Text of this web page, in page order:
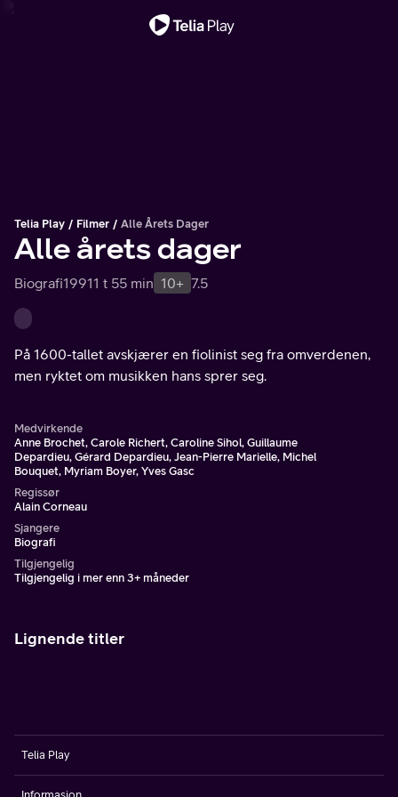
Telia Play Filmer Alle Årets Dager
Alle årets dager
Biografi19911 t 55 min 10+ 7.5
På 1600-tallet avskjærer en fiolinist seg fra omverdenen,
men ryktet om musikken hans sprer seg.
Medvirkende
Anne Brochet, Carole Richert, Caroline Sihol, Guillaume
Depardieu, Gérard Depardieu, Jean-Pierre Marielle, Michel
Bouquet, Myriam Boyer, Yves Gasc
Regissør
Alain Corneau
Sjangere
Biografi
Tilgjengelig
Tilgjengelig i mer enn 3+ måneder
Lignende titler
Telia Play